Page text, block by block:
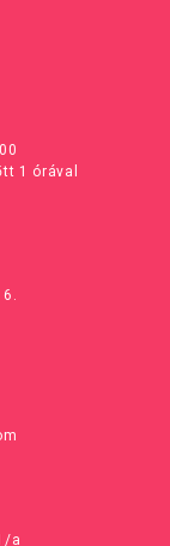
1 órával
a